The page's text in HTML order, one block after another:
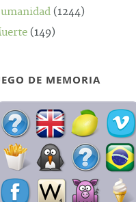
(1244)
(149)
DE MEMORIA